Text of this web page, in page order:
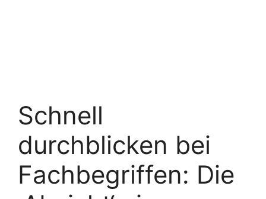
Schnell
durchblicken bei
Fachbegriffen: Die